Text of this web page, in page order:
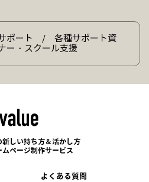
ポート / 各種サポート資
・スクール支援
新しい持ち方＆活かし方
ページ制作サービス
よくある質問